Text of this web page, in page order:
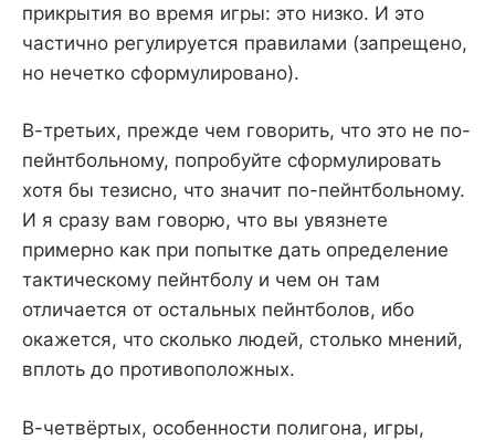
прикрытия во время игры: это низко. И это
частично регулируется правилами (запрещено,
но нечетко сформулировано).
В-третьих, прежде чем говорить, что это не по-
пейнтбольному, попробуйте сформулировать
хотя бы тезисно, что значит по-пейнтбольному.
И я сразу вам говорю, что вы увязнете
примерно как при попытке дать определение
тактическому пейнтболу и чем он там
отличается от остальных пейнтболов, ибо
окажется, что сколько людей, столько мнений,
вплоть до противоположных.
В-четвёртых, особенности полигона, игры,